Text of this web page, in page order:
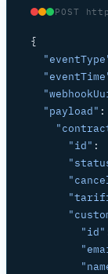
POST
{
"payload"
"id"
"id"